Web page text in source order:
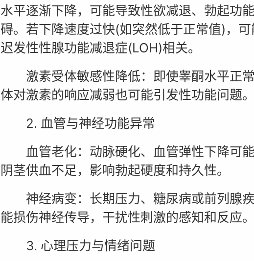
水平逐渐下降，可能导致性欲减退、勃起功
碍。若下降速度过快(如突然低于正常值)，可
迟发性性腺功能减退症(LOH)相关。
激素受体敏感性降低：即使睾酮水平正
体对激素的响应减弱也可能引发性功能问题。
2. 血管与神经功能异常
血管老化：动脉硬化、血管弹性下降可
阴茎供血不足，影响勃起硬度和持久性。
神经病变：长期压力、糖尿病或前列腺
能损伤神经传导，干扰性刺激的感知和反应。
3. 心理压力与情绪问题